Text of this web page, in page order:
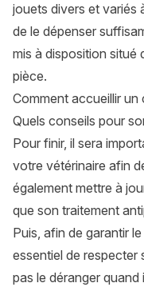
jouets divers et variés
de le dépenser
mis à disposition situé
pièce.
Comment accueillir un
Quels conseils pour
Pour finir, il sera
votre vétérinaire afin
également mettre à
que son traitement
Puis, afin de garantir
essentiel de respecter
pas le déranger